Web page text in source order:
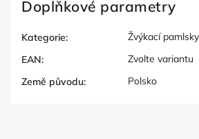
Doplňkové parametry
Kategorie:
Žvýkací
EAN:
Zvolte variantu
Země původu: Polsko